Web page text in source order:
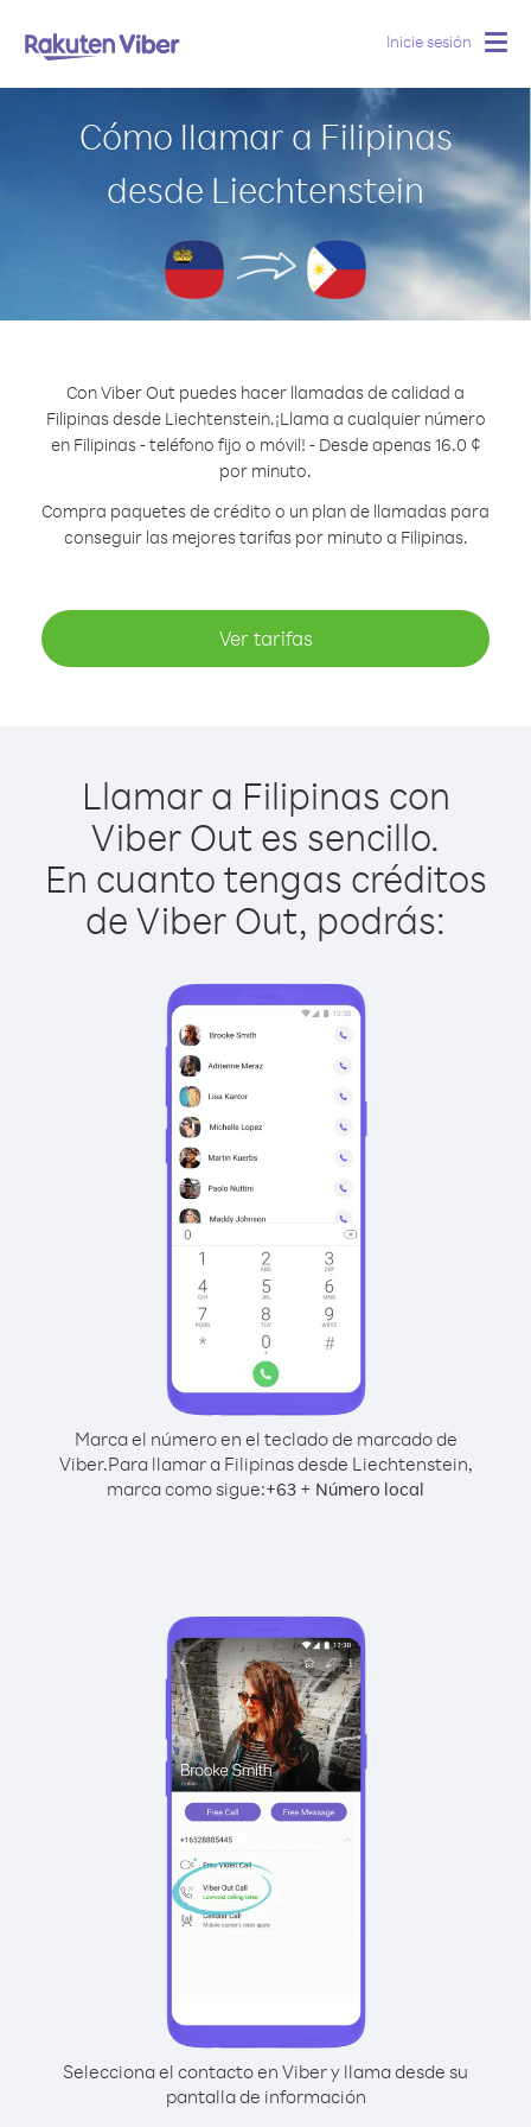
Inicie sesión
Cómo llamar a Filipinas
desde Liechtenstein
Con Viber Out puedes hacer llamadas de calidad a
Filipinas desde Liechtenstein.¡Llama a cualquier número
en Filipinas - teléfono fijo o móvil! - Desde apenas 16.0 ¢
por minuto.
Compra paquetes de crédito o un plan de llamadas para
conseguir las mejores tarifas por minuto a Filipinas.
Ver tarifas
Llamar a Filipinas con
Viber Out es sencillo.
En cuanto tengas créditos
de Viber Out, podrás:
Marca el número en el teclado de marcado de
Viber.Para llamar a Filipinas desde Liechtenstein,
marca como sigue:+63 + Número local
Selecciona el contacto en Viber y llama desde su
pantalla de información